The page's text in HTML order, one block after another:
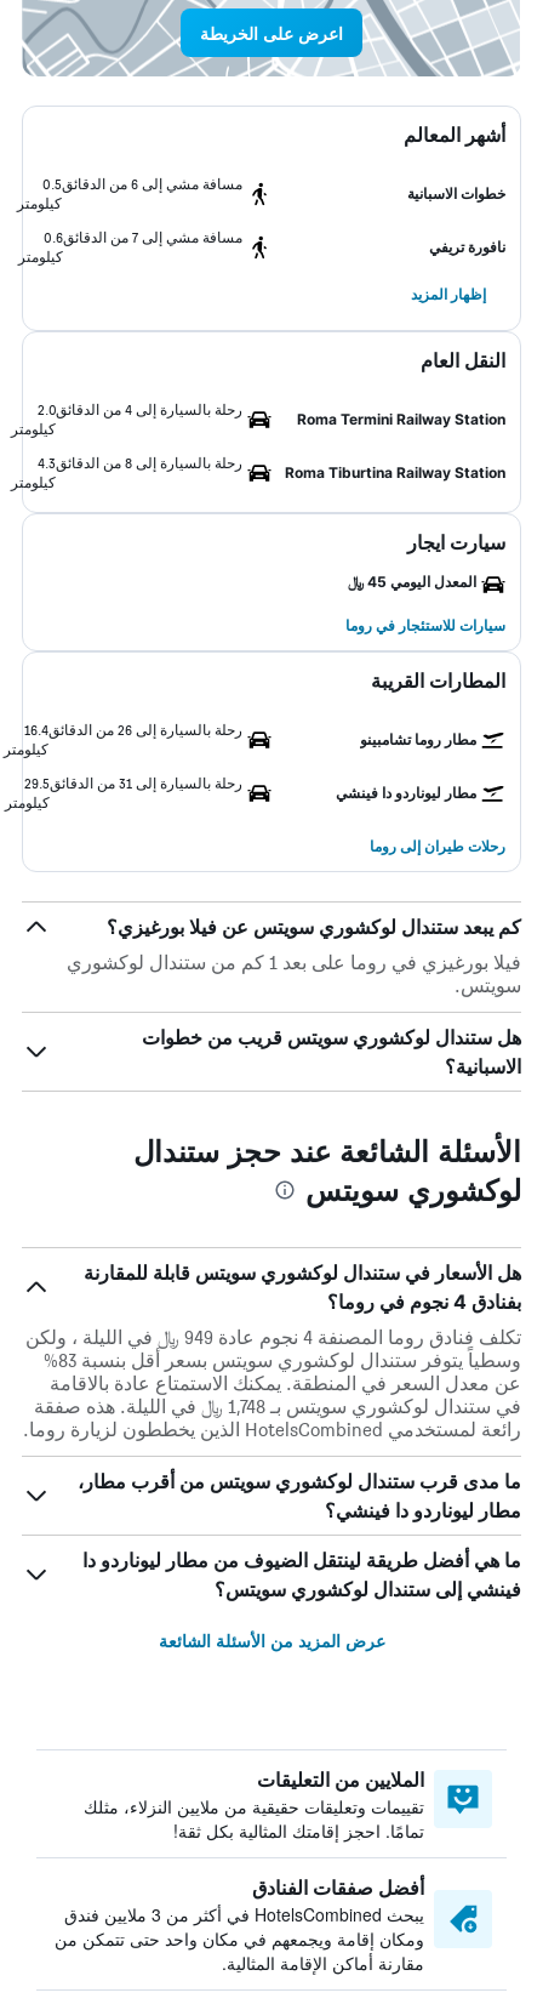
اعرض على الخريطة
أشهر المعالم
خطوات الاسبانية
مسافة مشي إلى 6 من الدقائق
0.5
كيلومتر
نافورة تريفي
مسافة مشي إلى 7 من الدقائق
0.6
كيلومتر
إظهار المزيد
النقل العام
Roma Termini Railway Station
رحلة بالسيارة إلى 4 من الدقائق
2.0
كيلومتر
Roma Tiburtina Railway Station
رحلة بالسيارة إلى 8 من الدقائق
4.3
كيلومتر
سيارت ايجار
المعدل اليومي 45 ﷼
سيارات للاستئجار في روما
المطارات القريبة
مطار روما تشامبينو
رحلة بالسيارة إلى 26 من الدقائق
16.4
كيلومتر
مطار ليوناردو دا فينشي
رحلة بالسيارة إلى 31 من الدقائق
29.5
كيلومتر
رحلات طيران إلى روما
كم يبعد ستندال لوكشوري سويتس عن فيلا بورغيزي؟
فيلا بورغيزي في روما على بعد 1 كم من ستندال لوكشوري
سويتس.
هل ستندال لوكشوري سويتس قريب من خطوات
الاسبانية؟
الأسئلة الشائعة عند حجز ستندال
لوكشوري سويتس
هل الأسعار في ستندال لوكشوري سويتس قابلة للمقارنة
بفنادق 4 نجوم في روما؟
تكلف فنادق روما المصنفة 4 نجوم عادة 949 ﷼ في الليلة ، ولكن
وسطياً يتوفر ستندال لوكشوري سويتس بسعر أقل بنسبة 83%
عن معدل السعر في المنطقة. يمكنك الاستمتاع عادة بالاقامة
في ستندال لوكشوري سويتس بـ 1,748 ﷼ في الليلة. هذه صفقة
رائعة لمستخدمي HotelsCombined الذين يخططون لزيارة روما.
ما مدى قرب ستندال لوكشوري سويتس من أقرب مطار،
مطار ليوناردو دا فينشي؟
ما هي أفضل طريقة لينتقل الضيوف من مطار ليوناردو دا
فينشي إلى ستندال لوكشوري سويتس؟
عرض المزيد من الأسئلة الشائعة
الملايين من التعليقات
تقييمات وتعليقات حقيقية من ملايين النزلاء، مثلك
تمامًا. احجز إقامتك المثالية بكل ثقة!
أفضل صفقات الفنادق
يبحث HotelsCombined في أكثر من 3 ملايين فندق
ومكان إقامة ويجمعهم في مكان واحد حتى تتمكن من
مقارنة أماكن الإقامة المثالية.